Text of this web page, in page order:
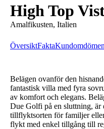
High Top
Amalfikusten, Italien
ÖversiktFaktaKundomdömen
Belägen ovanför den
fantastisk villa med fyra
av komfort och elegans.
Due Golfi på en sluttning, är
tillflyktsorten för familjer
flykt med enkel tillgång till